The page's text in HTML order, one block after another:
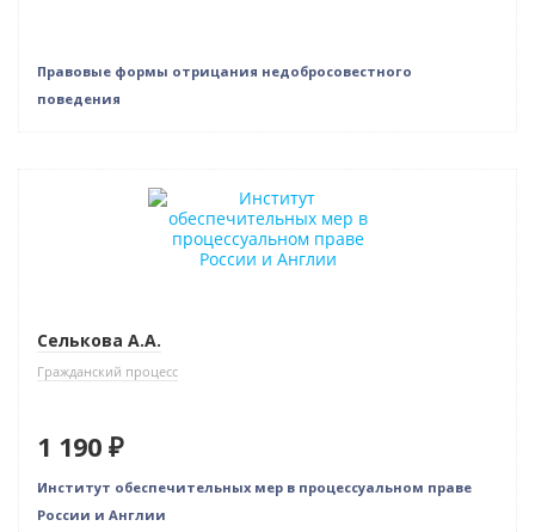
Правовые формы отрицания недобросовестного
поведения
Селькова А.А.
Гражданский процесс
1 190 ₽
Институт обеспечительных мер в процессуальном праве
России и Англии